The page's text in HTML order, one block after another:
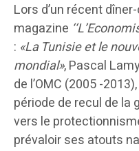
Lors d’un récent
magazine
: «La Tunisie et le
mondial», Pascal
de l’OMC (2005 -
période de recul de la
vers le
prévaloir ses atouts